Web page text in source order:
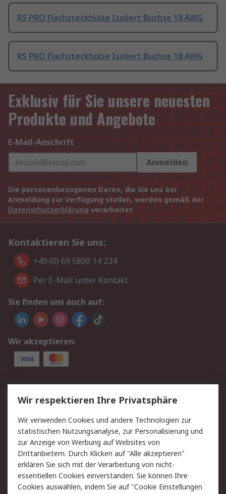
RS PRO Flachsteckhülse Isoliert Buchse 18 AWG
RS PRO Flachsteckhülse Isoliert Buchse 18 AWG
Exklusiv für Sie unsere neuesten
Produkte und Angebote
E-Mail-Anschrift
Anmelden
Die personenbezogenen Daten, die Sie uns bei
Anmeldung zur Verfügung stellen, werden gemäß der
Datenschutzerklärung verarbeitet.
Kontaktieren Sie uns:
+49 (0) 69 5800 14 234
Per E-Mail unter Kontakt
Sie finden uns auch auf:
Wir akzeptieren:
Service
Value Added Services
Lieferlösungen
Rücksendungen
Kontakt
Hilfe
Privatkunden
Rechtliches
AGB
Datenschutz
Wir respektieren Ihre Privatsphäre
Wir verwenden Cookies und andere Technologien zur
statistischen Nutzungsanalyse, zur Personalisierung und
zur Anzeige von Werbung auf Websites von
Drittanbietern. Durch Klicken auf "Alle akzeptieren"
erklären Sie sich mit der Verarbeitung von nicht-
essentiellen Cookies einverstanden. Sie können Ihre
Cookies auswählen, indem Sie auf "Cookie Einstellungen